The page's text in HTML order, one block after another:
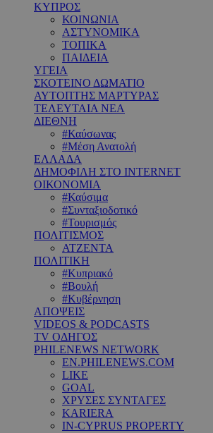
ΚΥΠΡΟΣ
ΚΟΙΝΩΝΙΑ
ΑΣΤΥΝΟΜΙΚΑ
ΤΟΠΙΚΑ
ΠΑΙΔΕΙΑ
ΥΓΕΙΑ
ΣΚΟΤΕΙΝΟ ΔΩΜΑΤΙΟ
ΑΥΤΟΠΤΗΣ ΜΑΡΤΥΡΑΣ
ΤΕΛΕΥΤΑΙΑ ΝΕΑ
ΔΙΕΘΝΗ
#Καύσωνας
#Μέση Ανατολή
ΕΛΛΑΔΑ
ΔΗΜΟΦΙΛΗ ΣΤΟ INTERNET
ΟΙΚΟΝΟΜΙΑ
#Καύσιμα
#Συνταξιοδοτικό
#Τουρισμός
ΠΟΛΙΤΙΣΜΟΣ
ΑΤΖΕΝΤΑ
ΠΟΛΙΤΙΚΗ
#Κυπριακό
#Βουλή
#Κυβέρνηση
ΑΠΟΨΕΙΣ
VIDEOS & PODCASTS
TV ΟΔΗΓΟΣ
PHILENEWS NETWORK
EN.PHILENEWS.COM
LIKE
GOAL
ΧΡΥΣΕΣ ΣΥΝΤΑΓΕΣ
KARIERA
IN-CYPRUS PROPERTY